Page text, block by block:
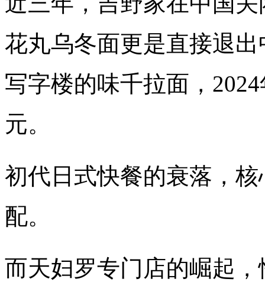
花丸乌冬面更是直接退
写字楼的味千拉面，
元。
初代日式快餐的衰落，
配。
而天妇罗专门店的崛起